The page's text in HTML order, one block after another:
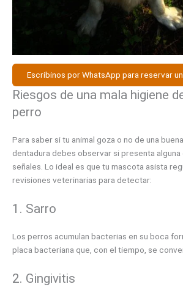
Escribinos por WhatsApp para reservar
Riesgos de una mala higiene
perro
Para saber si tu animal goza o no de una
dentadura debes observar si presenta alguna
señales. Lo ideal es que tu mascota asista
revisiones veterinarias para detectar:
1. Sarro
Los perros acumulan bacterias en su boca
placa bacteriana que, con el tiempo, se
2. Gingivitis